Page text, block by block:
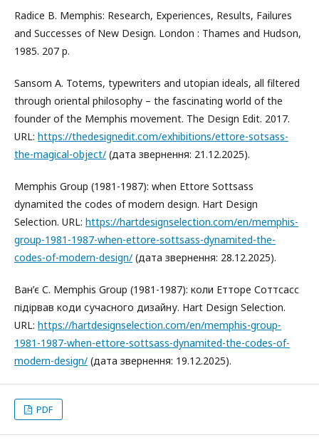
Radice B. Memphis: Research, Experiences, Results, Failures
and Successes of New Design. London : Thames and Hudson,
1985. 207 p.
Sansom A. Totems, typewriters and utopian ideals, all filtered
through oriental philosophy – the fascinating world of the
founder of the Memphis movement. The Design Edit. 2017.
URL: https://thedesignedit.com/exhibitions/ettore-sotsass-
the-magical-object/ (дата звернення: 21.12.2025).
Memphis Group (1981-1987): when Ettore Sottsass
dynamited the codes of modern design. Hart Design
Selection. URL: https://hartdesignselection.com/en/memphis-
group-1981-1987-when-ettore-sottsass-dynamited-the-
codes-of-modern-design/ (дата звернення: 28.12.2025).
Ван’є С. Memphis Group (1981-1987): коли Етторе Соттсасс
підірвав коди сучасного дизайну. Hart Design Selection.
URL: https://hartdesignselection.com/en/memphis-group-
1981-1987-when-ettore-sottsass-dynamited-the-codes-of-
modern-design/ (дата звернення: 19.12.2025).
PDF